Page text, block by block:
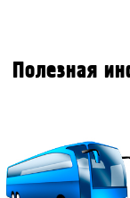
Полезная